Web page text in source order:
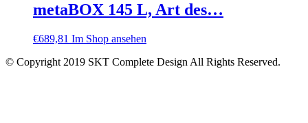
metaBOX 145 L, Art des…
€689,81 Im Shop ansehen
© Copyright 2019 SKT Complete Design All Rights Reserved.